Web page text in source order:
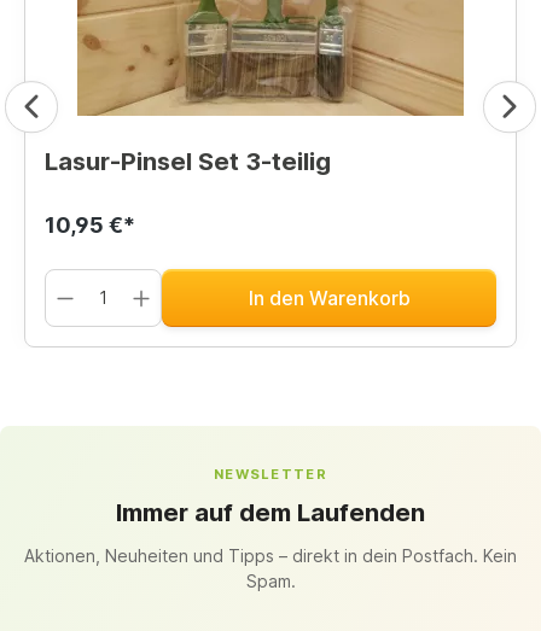
Lasur-Pinsel Set 3-teilig
10,95 €*
In den Warenkorb
NEWSLETTER
Immer auf dem Laufenden
Aktionen, Neuheiten und Tipps – direkt in dein Postfach. Kein
Spam.